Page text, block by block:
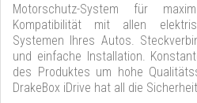
Motorschutz-System für
Kompatibilität mit allen
Systemen Ihres Autos.
und einfache Installation.
des Produktes um hohe
DrakeBox iDrive hat all die